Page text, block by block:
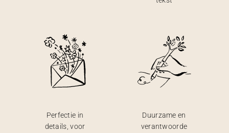
Perfectie in
details, voor
Duurzame en
verantwoorde